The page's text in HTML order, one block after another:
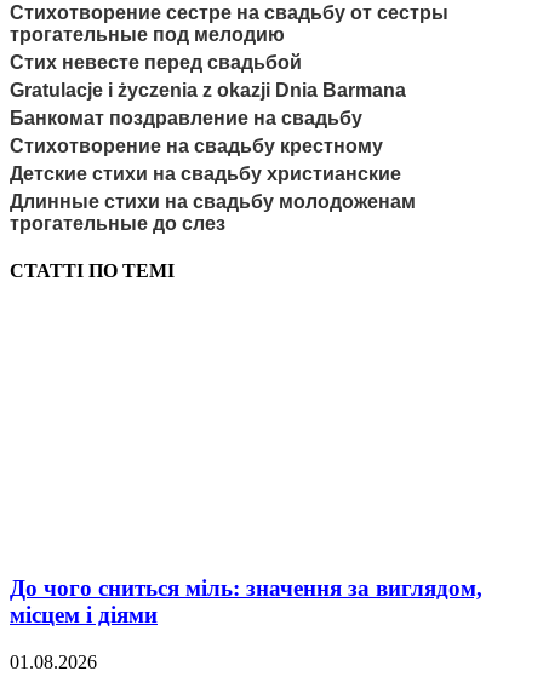
Стихотворение сестре на свадьбу от сестры
трогательные под мелодию
Стих невесте перед свадьбой
Gratulacje i życzenia z okazji Dnia Barmana
Банкомат поздравление на свадьбу
Стихотворение на свадьбу крестному
Детские стихи на свадьбу христианские
Длинные стихи на свадьбу молодоженам
трогательные до слез
СТАТТІ ПО ТЕМІ
До чого сниться міль: значення за виглядом,
місцем і діями
01.08.2026